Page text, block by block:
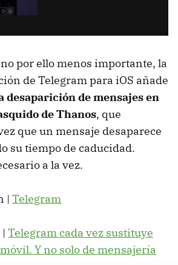
por ello menos importante, la
de Telegram para iOS añade
desaparición de mensajes en
de Thanos, que
que un mensaje desaparece
su tiempo de caducidad.
a la vez.
| Telegram
Telegram cada vez sustituye
Y no solo de mensajería